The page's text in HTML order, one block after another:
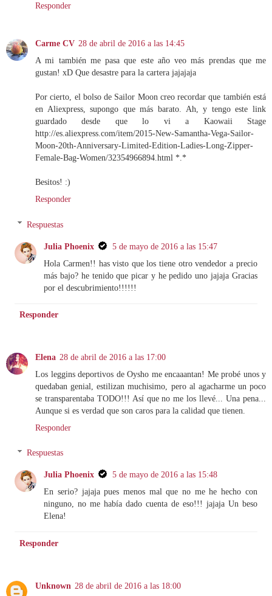
Responder
Carme CV 28 de abril de 2016 a las 14:45
A mi también me pasa que este año veo más prendas que me
gustan! xD Que desastre para la cartera jajajaja
Por cierto, el bolso de Sailor Moon creo recordar que también está
en Aliexpress, supongo que más barato. Ah, y tengo este link
guardado desde que lo vi a Kaowaii Stage
http://es.aliexpress.com/item/2015-New-Samantha-Vega-Sailor-
Moon-20th-Anniversary-Limited-Edition-Ladies-Long-Zipper-
Female-Bag-Women/32354966894.html *.*
Besitos! :)
Responder
Respuestas
Julia Phoenix
5 de mayo de 2016 a las 15:47
Hola Carmen!! has visto que los tiene otro vendedor a precio
más bajo? he tenido que picar y he pedido uno jajaja Gracias
por el descubrimiento!!!!!!
Responder
Elena 28 de abril de 2016 a las 17:00
Los leggins deportivos de Oysho me encaaantan! Me probé unos y
quedaban genial, estilizan muchisimo, pero al agacharme un poco
se transparentaba TODO!!! Así que no me los llevé... Una pena...
Aunque si es verdad que son caros para la calidad que tienen.
Responder
Respuestas
Julia Phoenix
5 de mayo de 2016 a las 15:48
En serio? jajaja pues menos mal que no me he hecho con
ninguno, no me había dado cuenta de eso!!! jajaja Un beso
Elena!
Responder
Unknown 28 de abril de 2016 a las 18:00